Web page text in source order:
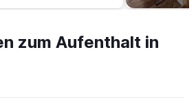
zum Aufenthalt in